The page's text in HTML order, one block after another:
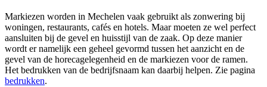
Markiezen worden in Mechelen vaak gebruikt als zonwering bij
woningen, restaurants, cafés en hotels. Maar moeten ze wel perfect
aansluiten bij de gevel en huisstijl van de zaak. Op deze manier
wordt er namelijk een geheel gevormd tussen het aanzicht en de
gevel van de horecagelegenheid en de markiezen voor de ramen.
Het bedrukken van de bedrijfsnaam kan daarbij helpen. Zie pagina
bedrukken.